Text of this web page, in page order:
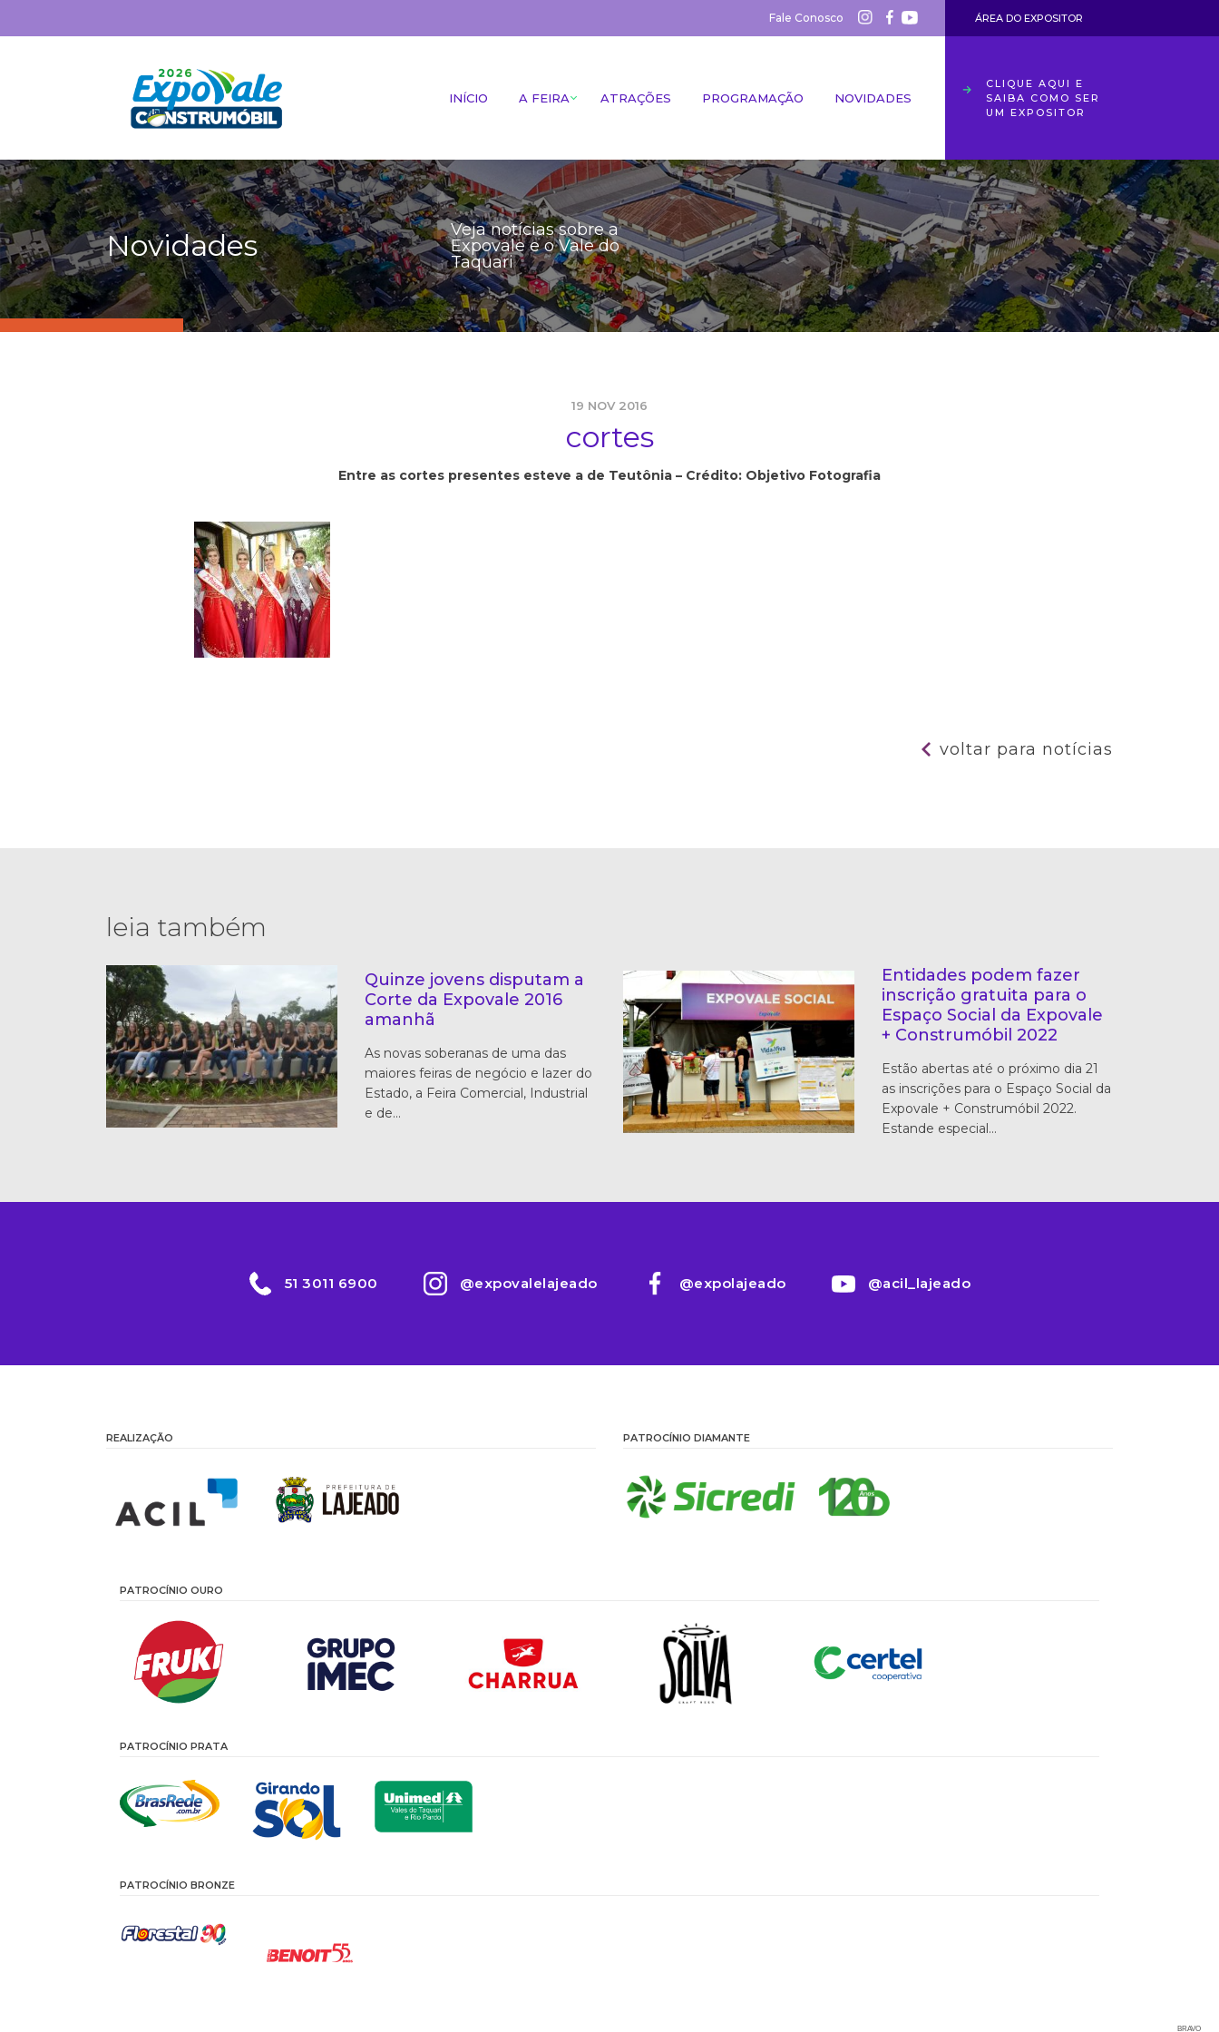
Fale Conosco ÁREA DO EXPOSITOR
INÍCIO A FEIRA ATRAÇÕES PROGRAMAÇÃO NOVIDADES
CLIQUE AQUI E
SAIBA COMO SER
UM EXPOSITOR
Novidades
Veja notícias sobre a
Expovale e o Vale do
Taquari
19 NOV 2016
cortes
Entre as cortes presentes esteve a de Teutônia – Crédito: Objetivo Fotografia
voltar para notícias
leia também
Quinze jovens disputam a
Corte da Expovale 2016
amanhã
As novas soberanas de uma das
maiores feiras de negócio e lazer do
Estado, a Feira Comercial, Industrial
e de…
Entidades podem fazer
inscrição gratuita para o
Espaço Social da Expovale
+ Construmóbil 2022
Estão abertas até o próximo dia 21
as inscrições para o Espaço Social da
Expovale + Construmóbil 2022.
Estande especial…
51 3011 6900 @expovalelajeado @expolajeado @acil_lajeado
REALIZAÇÃO PATROCÍNIO DIAMANTE
PATROCÍNIO OURO
PATROCÍNIO PRATA
PATROCÍNIO BRONZE
BRAVO